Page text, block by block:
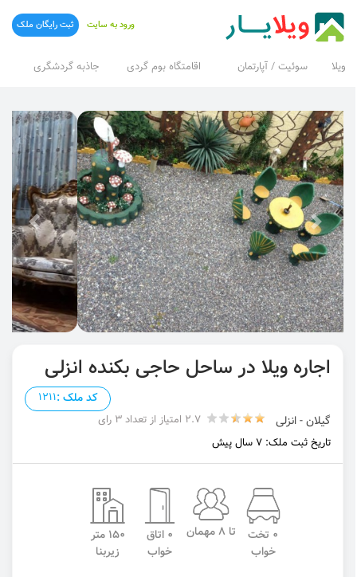
ویلا سوئیت / آپارتمان اقامتگاه بوم گردی جاذبه گردشگری
ورود به سایت ثبت رایگان ملک
اجاره ویلا در ساحل حاجی بکنده انزلی
کد ملک :1211
گیلان - انزلی
2.7 امتیاز از تعداد 3 رای
تاریخ ثبت ملک: 7 سال پیش
0 تخت
خواب
تا 8 مهمان
0 اتاق
خواب
150 متر
زیربنا